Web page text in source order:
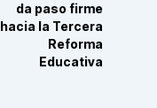
da paso firme
hacia la Tercera
Reforma
Educativa